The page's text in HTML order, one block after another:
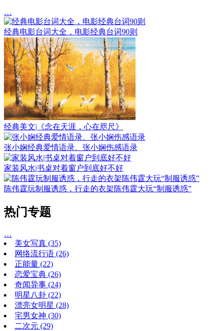
…
经典电影台词大全，电影经典台词90则
经典美文|《念在天涯，心在咫尺》
张小娴经典爱情语录、张小娴伤感语录
家装风水|书桌对着窗户到底好不好
陈伟霆玩制服诱惑，行走的衣架陈伟霆大玩“制服诱惑”
热门专题
…
美女写真 (35)
网络流行语 (26)
正能量 (22)
恋爱宝典 (26)
奇闻异事 (24)
明星八卦 (22)
漂亮女明星 (28)
宅男女神 (30)
二次元 (29)